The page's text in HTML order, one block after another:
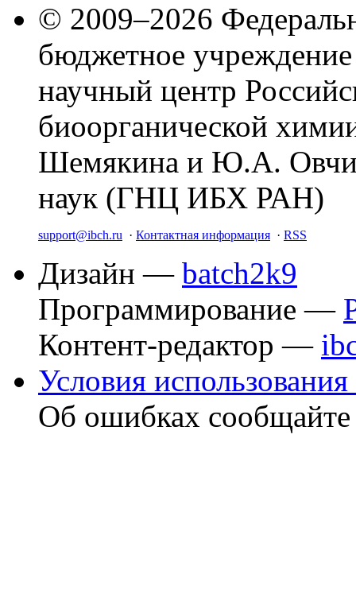
© 2009–2026
бюджетное
научный центр
биоорганической
Шемякина и Ю.А.
наук (ГНЦ ИБХ РАН)
support@ibch.ru · Контактная информация · RSS
Дизайн — batch2k9
Программирование —
Контент-редактор —
Условия использования
Об ошибках